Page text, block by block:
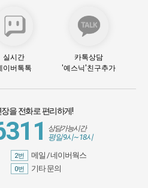
실시간
이버톡톡
카톡상담
'예스닉'친구추가
을 전화로 편리하게!
상담가능시간
평일 9시 ~ 18시
2번 메일 / 네이버웍스
0번 기타 문의